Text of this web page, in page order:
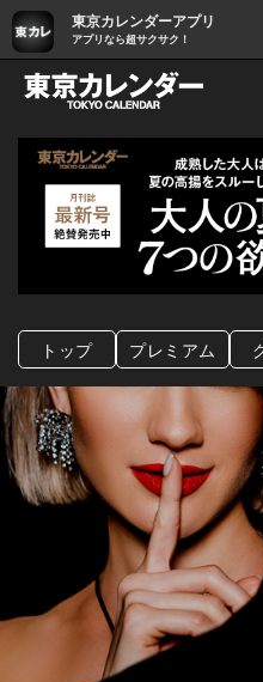
東京カレンダーアプリ
アプリなら超サクサク！
グル
トップ プレミアム